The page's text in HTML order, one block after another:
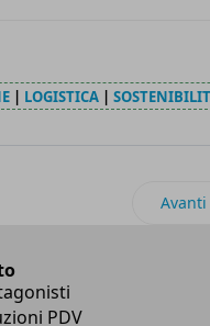
| LOGISTICA |
Avanti
PDV